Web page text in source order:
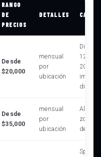
RANGO
DE
PRECIOS
DETALLES
Desde
$20,000
mensual
por
ubicación
12.90
diarias
Desde
$35,000
mensual
por
ubicación
Alta
zonas
de alto
Spot